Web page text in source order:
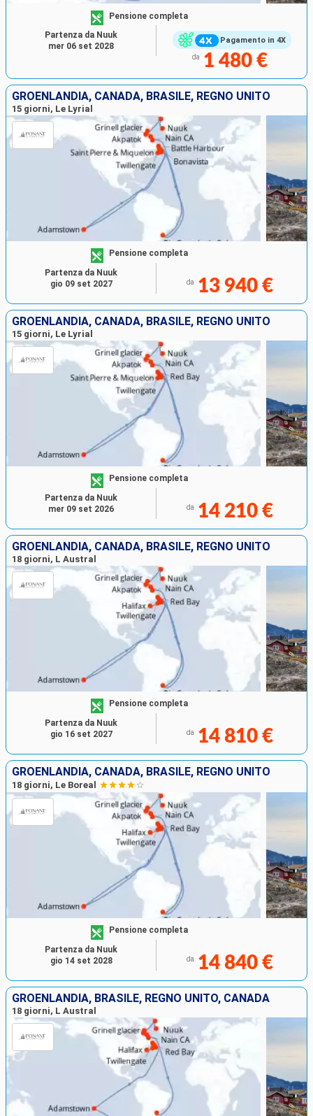
Pagamento in 4X
Pensione completa
da 1 480 €
Partenza da Nuuk
mer 06 set 2028
GROENLANDIA, CANADA, BRASILE, REGNO UNITO
15 giorni, Le Lyrial
Pensione completa
da 13 940 €
Partenza da Nuuk
gio 09 set 2027
GROENLANDIA, CANADA, BRASILE, REGNO UNITO
15 giorni, Le Lyrial
Pensione completa
da 14 210 €
Partenza da Nuuk
mer 09 set 2026
GROENLANDIA, CANADA, BRASILE, REGNO UNITO
18 giorni, L Austral
Pensione completa
da 14 810 €
Partenza da Nuuk
gio 16 set 2027
GROENLANDIA, CANADA, BRASILE, REGNO UNITO
18 giorni, Le Boreal
Pensione completa
da 14 840 €
Partenza da Nuuk
gio 14 set 2028
GROENLANDIA, BRASILE, REGNO UNITO, CANADA
18 giorni, L Austral